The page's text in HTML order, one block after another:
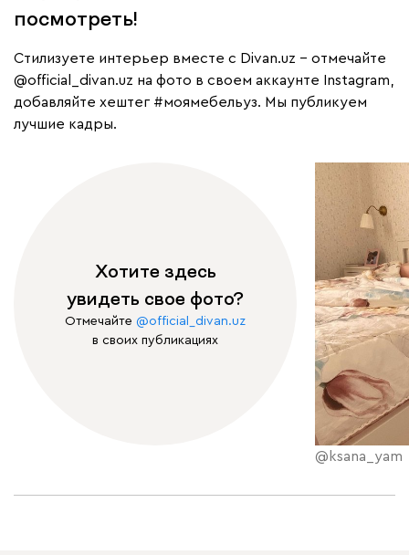
посмотреть!
Cтилизуете интерьер вместе с Divan.uz – отмечайте
@official_divan.uz на фото в своем аккаунте Instagram,
добавляйте хештег #моямебельуз. Мы публикуем
лучшие кадры.
Хотите здесь
увидеть свое фото?
Отмечайте @official_divan.uz
в своих публикациях
@ksana_yam